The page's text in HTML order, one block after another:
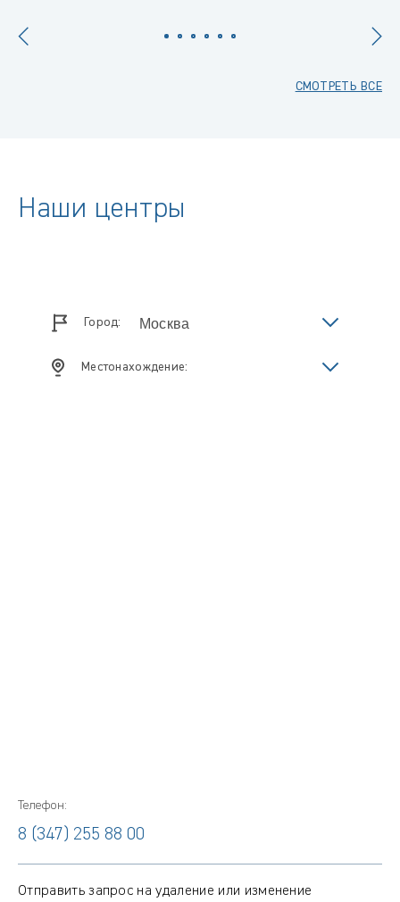
СМОТРЕТЬ ВСЕ
Наши центры
Город:
Местонахождение:
Телефон:
8 (347) 255 88 00
Отправить запрос на удаление или изменение